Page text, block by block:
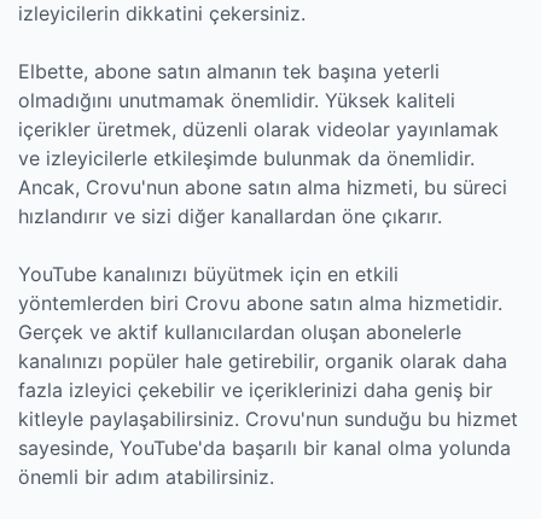
izleyicilerin dikkatini çekersiniz.
Elbette, abone satın almanın tek başına yeterli
olmadığını unutmamak önemlidir. Yüksek kaliteli
içerikler üretmek, düzenli olarak videolar yayınlamak
ve izleyicilerle etkileşimde bulunmak da önemlidir.
Ancak, Crovu'nun abone satın alma hizmeti, bu süreci
hızlandırır ve sizi diğer kanallardan öne çıkarır.
YouTube kanalınızı büyütmek için en etkili
yöntemlerden biri Crovu abone satın alma hizmetidir.
Gerçek ve aktif kullanıcılardan oluşan abonelerle
kanalınızı popüler hale getirebilir, organik olarak daha
fazla izleyici çekebilir ve içeriklerinizi daha geniş bir
kitleyle paylaşabilirsiniz. Crovu'nun sunduğu bu hizmet
sayesinde, YouTube'da başarılı bir kanal olma yolunda
önemli bir adım atabilirsiniz.